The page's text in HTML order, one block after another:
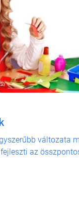
változata
az